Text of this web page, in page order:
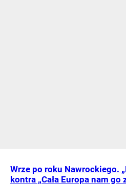
Wrze po roku Nawrockiego.
kontra „Cała Europa nam go